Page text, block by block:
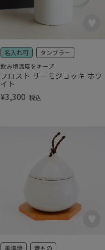
名入れ可 タンブラー
飲み頃温度をキープ
フロスト サーモジョッキ ホワ
イト
¥3,300 税込
美濃焼 蓋もの